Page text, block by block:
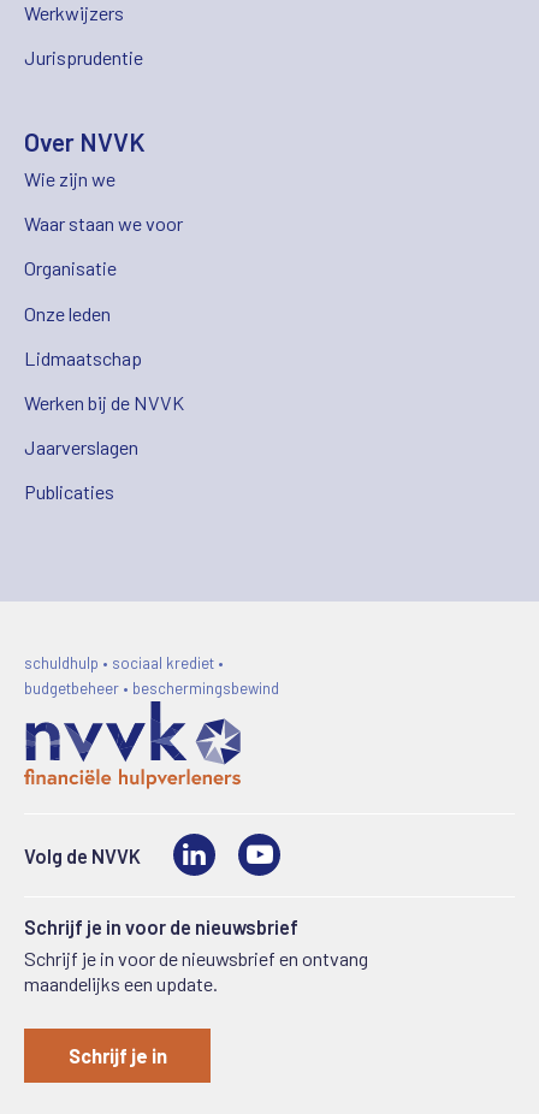
Werkwijzers
Jurisprudentie
Over NVVK
Wie zijn we
Waar staan we voor
Organisatie
Onze leden
Lidmaatschap
Werken bij de NVVK
Jaarverslagen
Publicaties
schuldhulp • sociaal krediet •
budgetbeheer • beschermingsbewind
Volg de NVVK LinkedIn
Schrijf je in voor de nieuwsbrief
Schrijf je in voor de nieuwsbrief en ontvang
maandelijks een update.
Schrijf je in